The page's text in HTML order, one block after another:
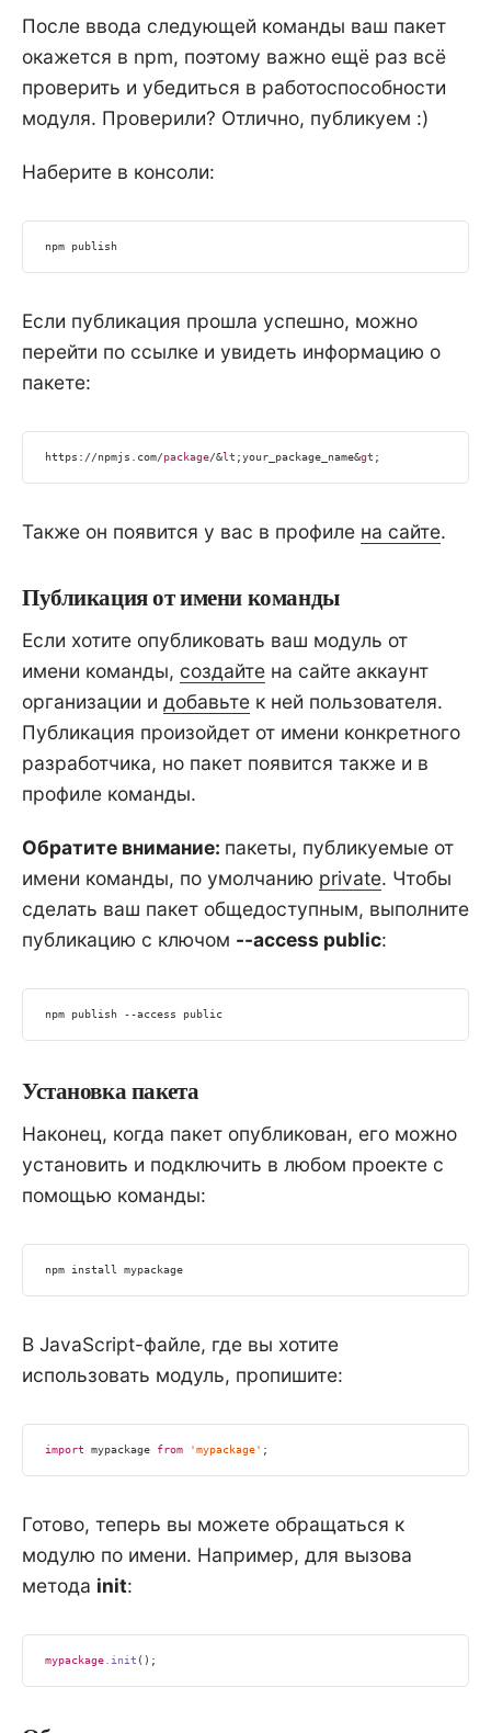
После ввода следующей команды ваш пакет
окажется в npm, поэтому важно ещё раз всё
проверить и убедиться в работоспособности
модуля. Проверили? Отлично, публикуем :)
Наберите в консоли:
npm publish
Если публикация прошла успешно, можно
перейти по ссылке и увидеть информацию о
пакете:
https: //npmjs .com/package/&lt ;your_package_name&gt ;
Также он появится у вас в профиле на сайте.
Публикация от имени команды
Если хотите опубликовать ваш модуль от
имени команды, создайте на сайте аккаунт
организации и добавьте к ней пользователя.
Публикация произойдет от имени конкретного
разработчика, но пакет появится также и в
профиле команды.
Обратите внимание: пакеты, публикуемые от
имени команды, по умолчанию private. Чтобы
сделать ваш пакет общедоступным, выполните
публикацию с ключом --access public:
npm publish --access public
Установка пакета
Наконец, когда пакет опубликован, его можно
установить и подключить в любом проекте с
помощью команды:
npm install mypackage
В JavaScript-файле, где вы хотите
использовать модуль, пропишите:
import mypackage from 'mypackage' ;
Готово, теперь вы можете обращаться к
модулю по имени. Например, для вызова
метода init:
mypackage .init ();